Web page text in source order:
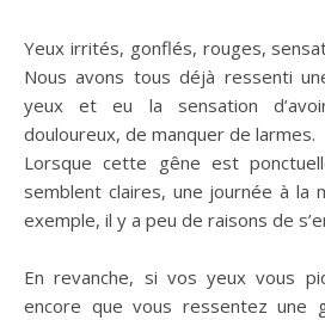
Yeux irrités, gonflés, rouges, sensations de picotements…
Nous avons tous déjà ressenti
yeux et eu la sensation
douloureux, de manquer de larmes.
Lorsque cette gêne est
semblent claires, une journée à la
exemple, il y a peu de raisons de
En revanche, si vos yeux vous
encore que vous ressentez une